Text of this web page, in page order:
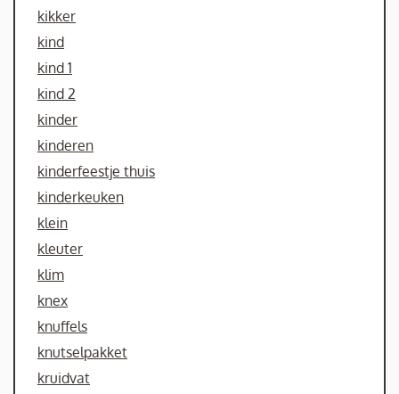
kikker
kind
kind 1
kind 2
kinder
kinderen
kinderfeestje thuis
kinderkeuken
klein
kleuter
klim
knex
knuffels
knutselpakket
kruidvat